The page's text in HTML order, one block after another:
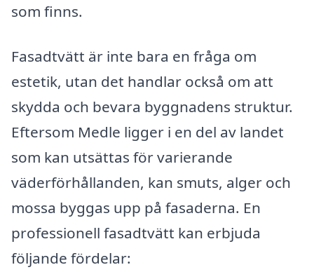
som finns.
Fasadtvätt är inte bara en fråga om
estetik, utan det handlar också om att
skydda och bevara byggnadens struktur.
Eftersom Medle ligger i en del av landet
som kan utsättas för varierande
väderförhållanden, kan smuts, alger och
mossa byggas upp på fasaderna. En
professionell fasadtvätt kan erbjuda
följande fördelar: